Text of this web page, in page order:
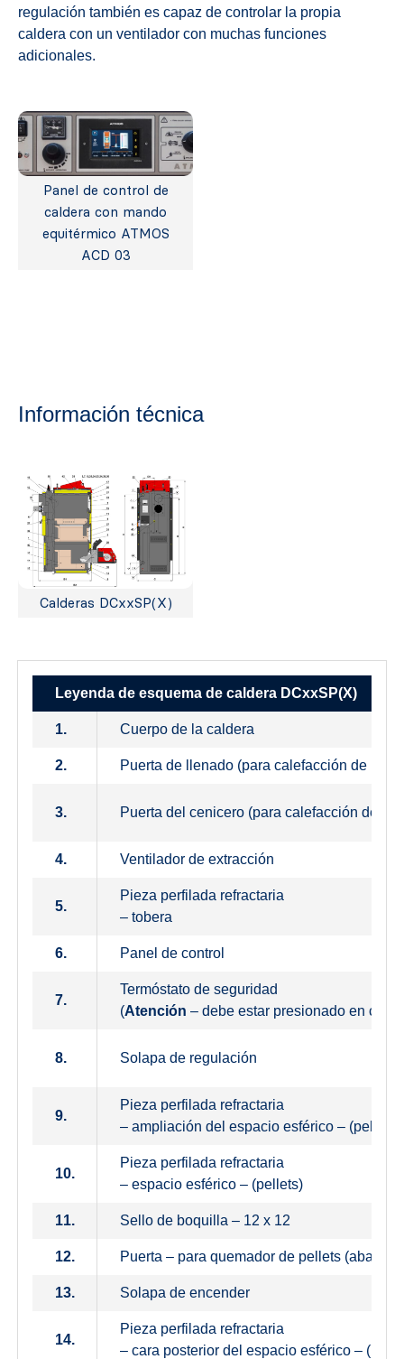
regulación también es capaz de controlar la propia
caldera con un ventilador con muchas funciones
adicionales.
Panel de control de
caldera con mando
equitérmico ATMOS
ACD 03
Información técnica
Calderas DCxxSP(X)
Leyenda de esquema de caldera DCxxSP(X)
1. Cuerpo de la caldera
2. Puerta de llenado (para calefacción de leña)
3. Puerta del cenicero (para calefacción de
4. Ventilador de extracción
5.
Pieza perfilada refractaria
– tobera
6. Panel de control
7.
Termóstato de seguridad
(Atención – debe estar presionado en
8. Solapa de regulación
9.
Pieza perfilada refractaria
– ampliación del espacio esférico – (pellets)
10.
Pieza perfilada refractaria
– espacio esférico – (pellets)
11. Sello de boquilla – 12 x 12
12. Puerta – para quemador de pellets (abajo)
13. Solapa de encender
14.
Pieza perfilada refractaria
– cara posterior del espacio esférico –